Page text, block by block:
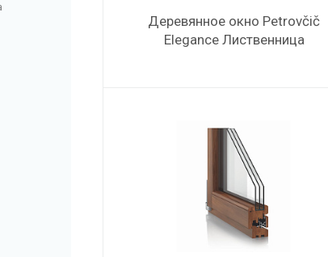
Деревянное окно Petrovčič
Elegance Лиственница